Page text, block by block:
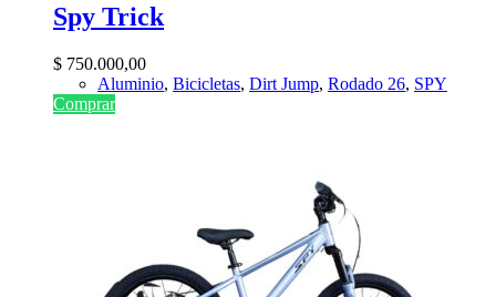
Spy Trick
$ 750.000,00
Aluminio, Bicicletas, Dirt Jump, Rodado 26, SPY
Comprar